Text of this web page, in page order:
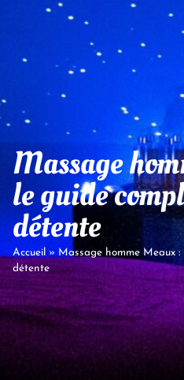
Massage
le guide
détente
Accueil » Massage homme Meaux
détente